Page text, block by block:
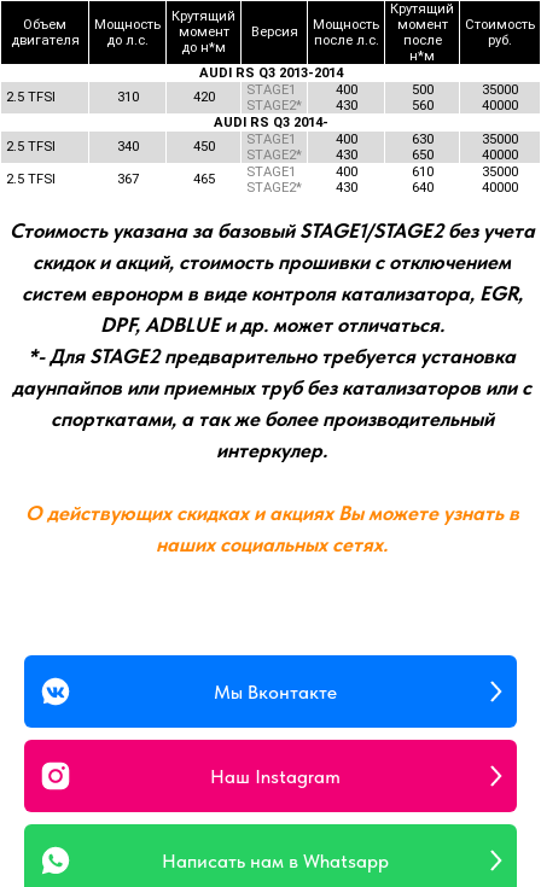
Объем
двигателя
Мощность
до л.с.
Крутящий
момент
до н*м
Версия
Мощность
после л.с.
Крутящий
момент
после
н*м
Стоимость
руб.
AUDI RS Q3 2013-2014
2.5 TFSI
310 420
STAGE1
STAGE2*
400
430
500
560
35000
40000
AUDI RS Q3 2014-
2.5 TFSI
340 450
STAGE1
STAGE2*
400
430
630
650
35000
40000
2.5 TFSI
367 465
STAGE1
STAGE2*
400
430
610
640
35000
40000
Мы Вконтакте
Наш Instagram
Написать нам в Whatsapp